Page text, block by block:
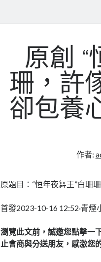
原創 “
珊，許
卻包養
作者:
原題目：“恒年夜舞王”白珊
首發2023-10-16 12:52·青煙
瀏覽此文前，誠邀您點擊一
止會商與分送朋友，感激您